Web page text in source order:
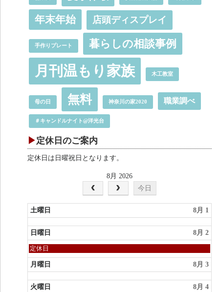
年末年始 店頭ディスプレイ
手作りプレート 暮らしの相談事例
月刊温もり家族 木工教室
母の日 無料 神奈川の家2020 職業調べ
＃キャンドルナイト@洋光台
定休日のご案内
定休日は日曜祝日となります。
8月 2026
今日
土曜日 8月 1
日曜日 8月 2
日
曜
日,
8
月
2nd
定休日
月曜日 8月 3
火曜日 8月 4